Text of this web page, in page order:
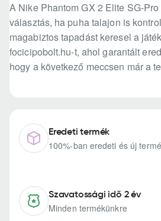
A Nike Phantom GX 2 Elite SG-
választás, ha puha talajon is
magabiztos tapadást keresel a
focicipobolt.hu-t, ahol garantált
hogy a következő meccsen már a
Eredeti termék
100%-ban eredeti és új
Szavatossági idő 2 év
Minden termékünkre